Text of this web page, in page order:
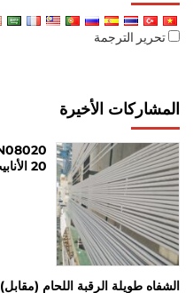
تحرير الترجمة
المشاركات الأخيرة
20 الأنابيب غير الملحومة
الشفاه طويلة الرقبة اللحام (مقابل)